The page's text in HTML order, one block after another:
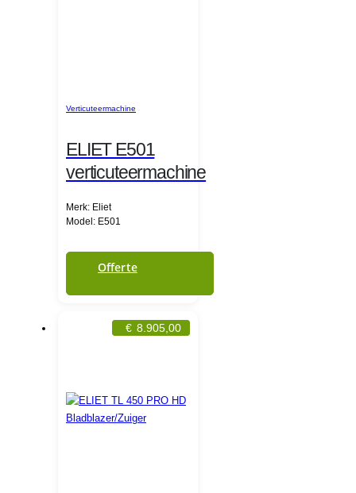
Verticuteermachine
ELIET E501
verticuteermachine
Merk: Eliet
Model: E501
Offerte
€ 8.905,00